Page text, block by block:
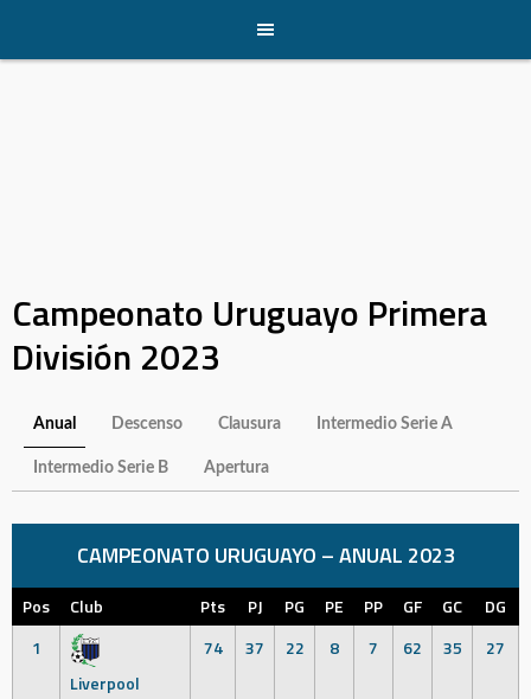
content
Campeonato Uruguayo Primera
División 2023
Anual Descenso Clausura Intermedio Serie A
Intermedio Serie B Apertura
CAMPEONATO URUGUAYO – ANUAL 2023
Pos Club Pts PJ PG PE PP GF GC
DG
1
Liverpool
74 37 22 8 7 62 35 27